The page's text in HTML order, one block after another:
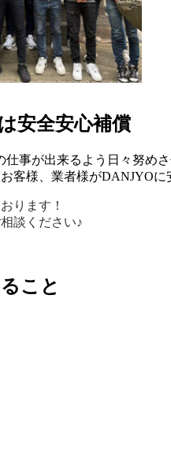
安全安心補償
仕事が出来るよう日々努め
客様、業者様がDANJYO
ります！
談ください♪
こと